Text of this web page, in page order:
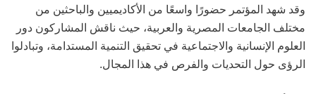
وقد شهد المؤتمر حضورًا واسعًا من الأكاديميين والباحثين من
مختلف الجامعات المصرية والعربية، حيث ناقش المشاركون دور
العلوم الإنسانية والاجتماعية في تحقيق التنمية المستدامة، وتبادلوا
الرؤى حول التحديات والفرص في هذا المجال.